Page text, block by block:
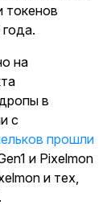
токенов
на
в
с
прошли
и Pixelmon
и тех,